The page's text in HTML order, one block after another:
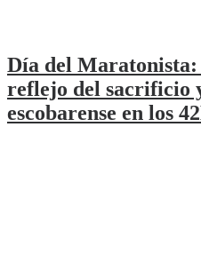
Día del
reflejo del sacrificio
escobarense en los